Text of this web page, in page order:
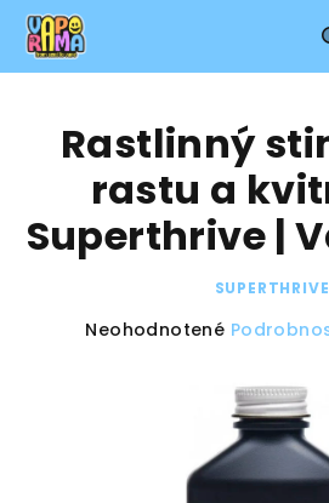
Prejsť
obsah
Rastlinný
rastu a
Superthrive |
SUPERTHRIVE
Priemerné
Neohodnotené